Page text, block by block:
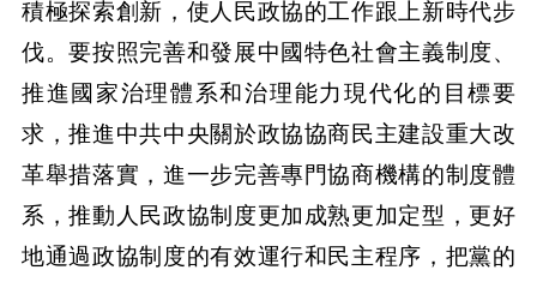
積極探索創新，使人民政協的工作跟上新時代步
伐。要按照完善和發展中國特色社會主義制度、
推進國家治理體系和治理能力現代化的目標要
求，推進中共中央關於政協協商民主建設重大改
革舉措落實，進一步完善專門協商機構的制度體
系，推動人民政協制度更加成熟更加定型，更好
地通過政協制度的有效運行和民主程序，把黨的